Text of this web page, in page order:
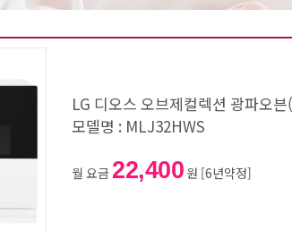
LG 디오스 오브제컬렉션 광파오
모델명 : MLJ32HWS
월 요금 22,400 원 [6년약정]